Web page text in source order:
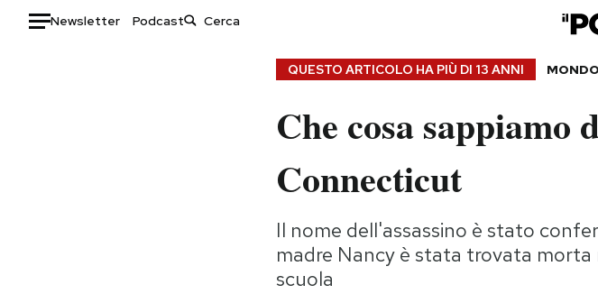
Newsletter Podcast
Ok Boomer!
QUESTO ARTICOLO HA PIÙ DI 13 ANNI MONDO
Che cosa sappiamo
Connecticut
Il nome dell'assassino è stato
madre Nancy è stata trovata
scuola